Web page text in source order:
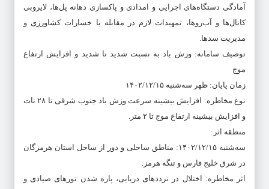
آمادگی دستگاه‌های اجرایی و امدادی و پاکسازی دهانه پل‌ها، لایروبی
کانال‌ها و آب‌روها، تمهیدات لازم در مقابله با خسارات کشاورزی و
مدیریت سدها.
توصیف سامانه: وزش باد به نسبت شدید تا شدید و افزایش ارتفاع
موج
زمان پایان: ظهر سه‌شنبه ۱۴۰۲/۱۲/۱۵
نوع مخاطره: افزایش بیشینه سرعت وزش باد جنوب شرقی تا ۲۸ نات
و افزایش بیشینه ارتفاع موج تا ۲ متر.
منطقه اثر:
سه‌شنبه ۱۴۰۲/۱۲/۱۵: مناطق ساحلی و دور از ساحل استان هرمزگان
در شرق خلیج فارس و تنگه هرمز.
اثر مخاطره: اختلال در ترددهای دریایی، پاره شدن تورهای صیادی و